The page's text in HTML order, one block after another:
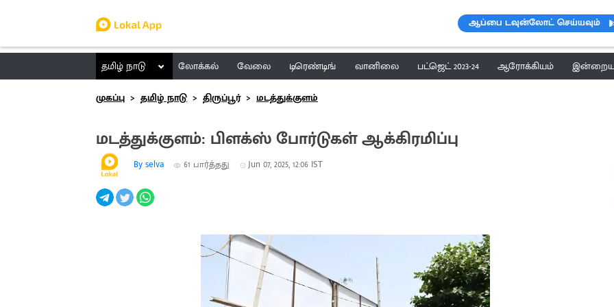
ஆப்பை டவுன்லோட் செய்யவும்
தமிழ் நாடு லோக்கல் வேலை டிரெண்டிங் வானிலை பட்ஜெட் 2023-24 ஆரோக்கியம் இன்றைய
முகப்பு
தமிழ் நாடு திருப்பூர் மடத்துக்குளம்
மடத்துக்குளம்: பிளக்ஸ் போர்டுகள் ஆக்கிரமிப்பு
By selva 61 பார்த்தது Jun 07, 2025, 12:06 IST